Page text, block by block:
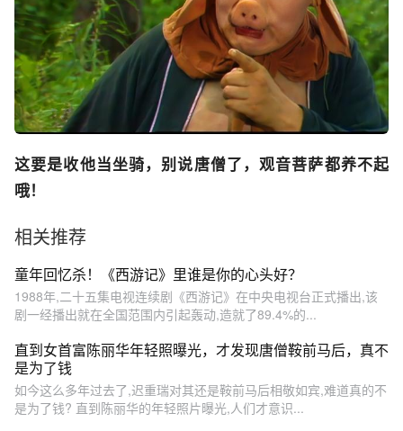
这要是收他当坐骑，别说唐僧了，观音菩萨都养不起
哦！
相关推荐
童年回忆杀！《西游记》里谁是你的心头好？
1988年,二十五集电视连续剧《西游记》在中央电视台正式播出,该
剧一经播出就在全国范围内引起轰动,造就了89.4%的...
直到女首富陈丽华年轻照曝光，才发现唐僧鞍前马后，真不
是为了钱
如今这么多年过去了,迟重瑞对其还是鞍前马后相敬如宾,难道真的不
是为了钱? 直到陈丽华的年轻照片曝光,人们才意识...